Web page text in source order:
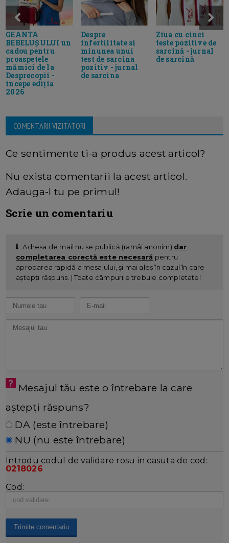
GEANTA
BEBELUȘULUI un
cadou pentru
proaspetele
mămici de la
Desprecopii -
incepe ediția
2026
Despre
infertilitate si
minunea unui
test de sarcina
pozitiv - jurnal
de sarcina
Ziua cu cinci
teste pozitive de
sarcină - jurnal
de sarcină
COMENTARII VIZITATORI
Ce sentimente ti-a produs acest articol?
Nu exista comentarii la acest articol.
Adauga-l tu pe primul!
Scrie un comentariu
Adresa de mail nu se publică (ramâi anonim) dar
completarea corectă este necesară pentru
aprobarea rapidă a mesajului, și mai ales în cazul în care
aștepți răspuns. | Toate câmpurile trebuie completate!
Mesajul tău este o întrebare la care
aștepți răspuns?
DA (este întrebare)
NU (nu este întrebare)
Introdu codul de validare rosu in casuta de cod:
0218026
Cod: